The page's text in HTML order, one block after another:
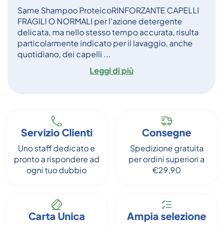
Same Shampoo ProteicoRINFORZANTE CAPELLI
FRAGILI O NORMALI per l'azione detergente
delicata, ma nello stesso tempo accurata, risulta
particolarmente indicato per il lavaggio, anche
quotidiano, dei capelli ...
Leggi di più
Servizio Clienti
Uno staff dedicato e
pronto a rispondere ad
ogni tuo dubbio
Consegne
Spedizione gratuita
per ordini superiori a
€29,90
Carta Unica Ampia selezione